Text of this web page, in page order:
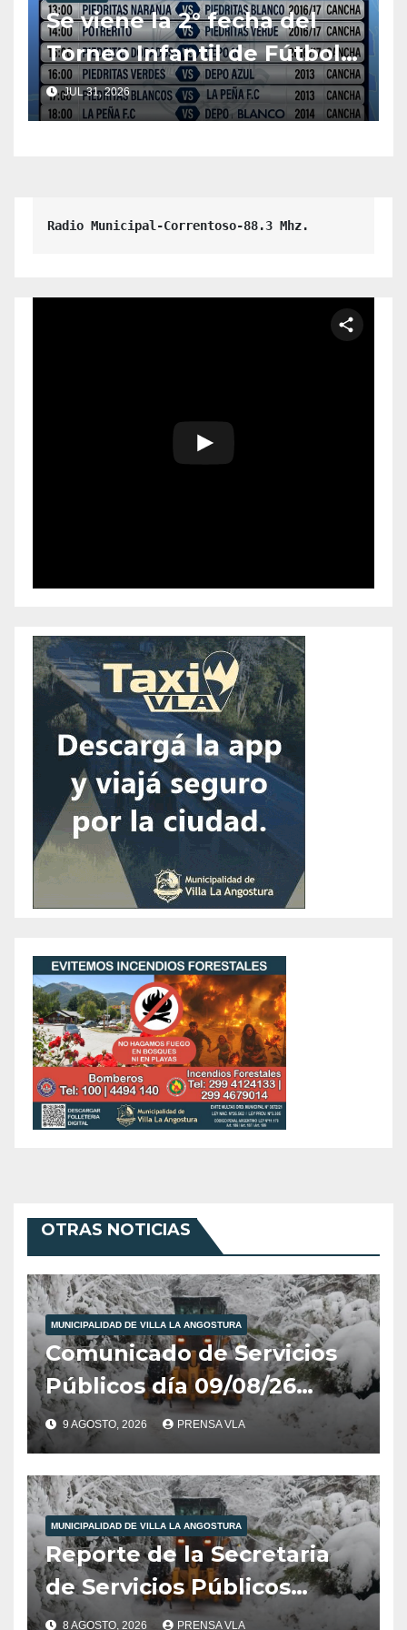
Se viene la 2° fecha del
Torneo Infantil de Fútbol
Mixto 2026
JUL 31, 2026
Radio Municipal-Correntoso-88.3 Mhz.
OTRAS NOTICIAS
MUNICIPALIDAD DE VILLA LA ANGOSTURA
Comunicado de Servicios
Públicos día 09/08/26
10:00hs.
9 AGOSTO, 2026 PRENSA VLA
MUNICIPALIDAD DE VILLA LA ANGOSTURA
Reporte de la Secretaria
de Servicios Públicos
Municipalidad de Villa la
8 AGOSTO, 2026 PRENSA VLA